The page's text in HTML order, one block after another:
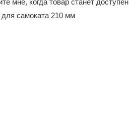
мне, когда товар станет доступен
для самоката 210 мм